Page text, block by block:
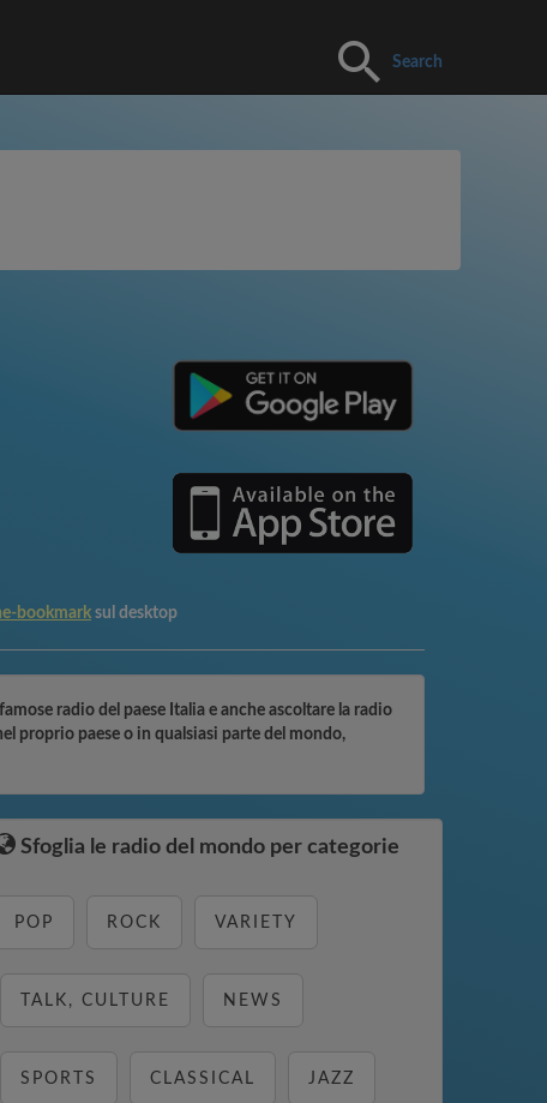
Search
bookmark sul desktop
radio del paese Italia e anche ascoltare la radio
proprio paese o in qualsiasi parte del mondo,
Sfoglia le radio del mondo per categorie
POP ROCK VARIETY
TALK, CULTURE NEWS
SPORTS CLASSICAL JAZZ